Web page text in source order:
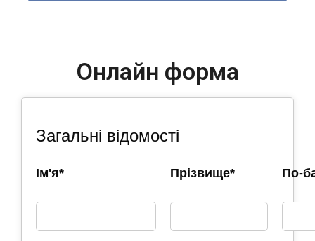
Онлайн форма
Загальні відомості
Ім'я* Прізвище* По-